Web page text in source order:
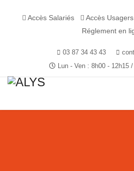
Accès Salariés Accès Usagers
Réglement en
03 87 34 43 43
Lun - Ven : 8h00 - 12h15